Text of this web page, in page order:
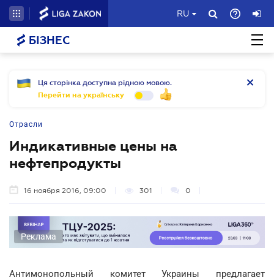
RU
БІЗНЕС
Ця сторінка доступна рідною мовою.
Перейти на українську
Отрасли
Индикативные цены на
нефтепродукты
16 ноября 2016, 09:00 301 0
Реклама
Антимонопольный комитет Украины предлагает